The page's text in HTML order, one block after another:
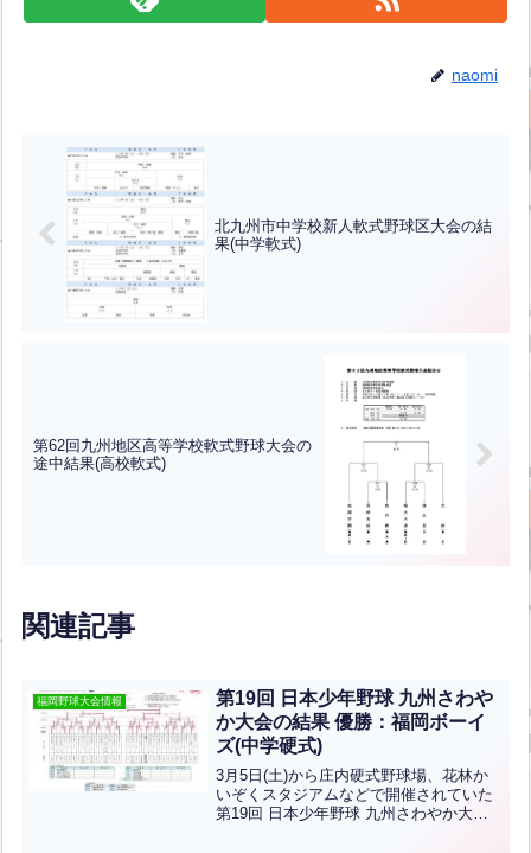
naomi
北九州市中学校新人軟式野球区大会の結
果(中学軟式)
第62回九州地区高等学校軟式野球大会の
途中結果(高校軟式)
関連記事
福岡野球大会情報
第19回 日本少年野球 九州さわや
か大会の結果 優勝：福岡ボーイ
ズ(中学硬式)
3月5日(土)から庄内硬式野球場、花林か
いぞくスタジアムなどで開催されていた
第19回 日本少年野球 九州さわやか大会